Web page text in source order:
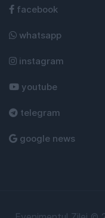
facebook
whatsapp
instagram
youtube
telegram
google news